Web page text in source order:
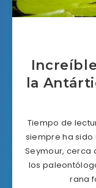
la
Tiempo de
siempre ha sido
Seymour, cerca
los
rana